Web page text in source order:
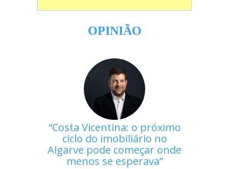
OPINIÃO
Costa Vicentina: o próximo
ciclo do imobiliário no
Algarve pode começar onde
menos se esperava